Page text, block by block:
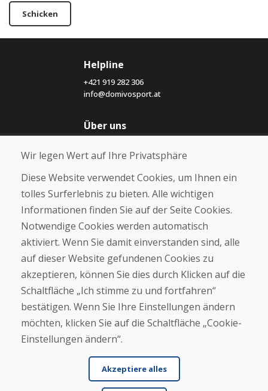
Schicken
Helpline
+421 919 282 306
info@domivosport.at
Über uns
Über uns
Kontakt
Kaufen
E-Shop
Geschäftsbedingungen
Zahlung
Beschwerde
Rückgabe und Umtausch von Waren
Cookies
Wir legen Wert auf Ihre Privatsphäre
Diese Website verwendet Cookies, um Ihnen ein
tolles Surferlebnis zu bieten. Alle wichtigen
Informationen finden Sie auf der Seite Cookies.
Notwendige Cookies werden automatisch
aktiviert. Wenn Sie damit einverstanden sind, alle
auf dieser Website gefundenen Cookies zu
akzeptieren, können Sie dies durch Klicken auf die
Schaltfläche „Ich stimme zu und fortfahren“
bestätigen. Wenn Sie Ihre Einstellungen ändern
möchten, klicken Sie auf die Schaltfläche „Cookie-
Einstellungen ändern“.
Akzeptiere alles